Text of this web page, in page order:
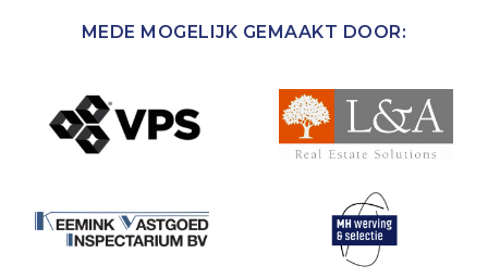
MEDE MOGELIJK GEMAAKT DOOR: